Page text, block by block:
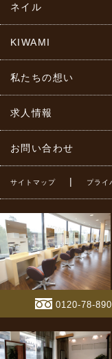
ネイル
KIWAMI
私たちの想い
求人情報
お問い合わせ
サイトマップ | プライ
0120-78-